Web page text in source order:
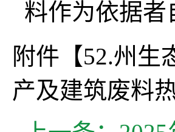
料作为依据者
附件【52.州生
产及建筑废料